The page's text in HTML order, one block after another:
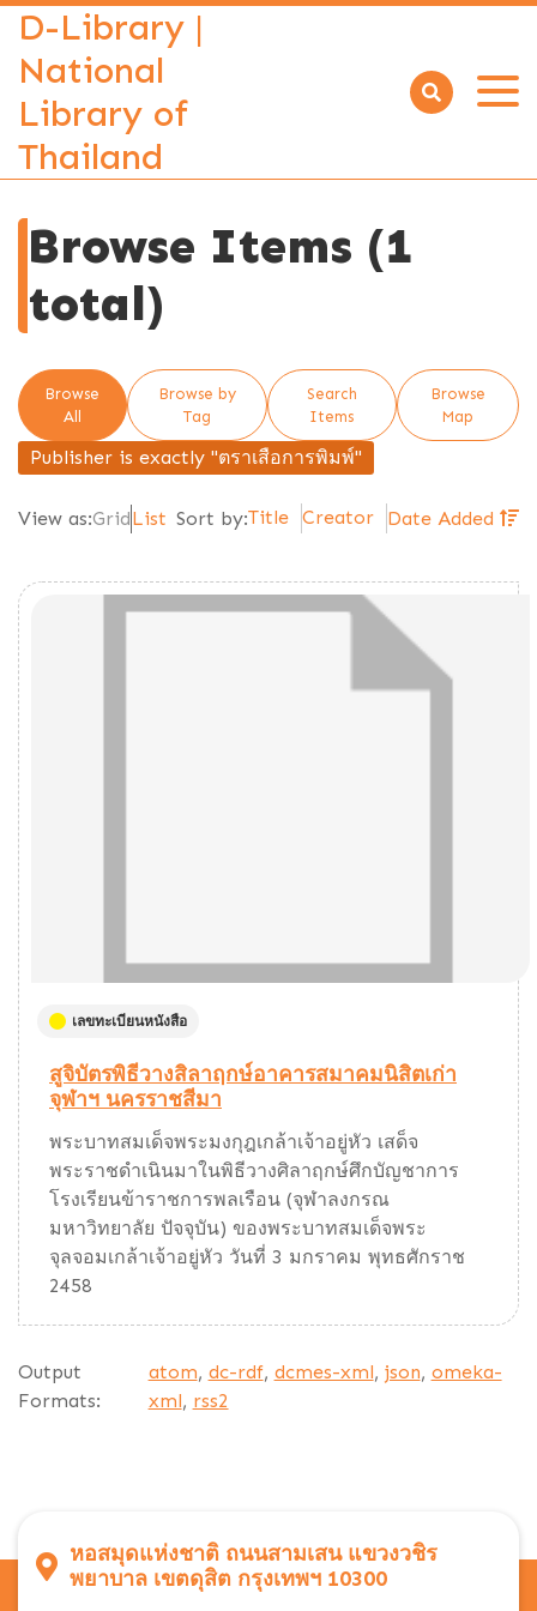
D-Library |
National
Library of
Thailand
Open
Browse Items (1
total)
Browse
All
Browse by
Tag
Search
Items
Browse
Map
Publisher is exactly "ตราเสือการพิมพ์"
View as:GridList Sort by:Title Creator Date Added
เลขทะเบียนหนังสือ
สูจิบัตรพิธีวางสิลาฤกษ์อาคารสมาคมนิสิตเก่า
จุฬาฯ นครราชสีมา
พระบาทสมเด็จพระมงกุฎเกล้าเจ้าอยู่หัว เสด็จ
พระราชดำเนินมาในพิธีวางศิลาฤกษ์ศึกบัญชาการ
โรงเรียนข้าราชการพลเรือน (จุฬาลงกรณ
มหาวิทยาลัย ปัจจุบัน) ของพระบาทสมเด็จพระ
จุลจอมเกล้าเจ้าอยู่หัว วันที่ 3 มกราคม พุทธศักราช
2458
Output
Formats:
atom, dc-rdf, dcmes-xml, json, omeka-
xml, rss2
หอสมุดแห่งชาติ ถนนสามเสน แขวงวชิร
พยาบาล เขตดุสิต กรุงเทพฯ 10300